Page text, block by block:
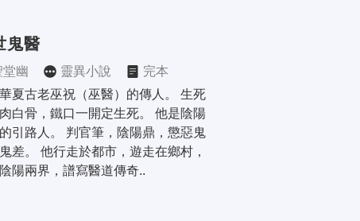
鬼醫
堂幽 靈異小說
完本
夏古老巫祝（巫醫）的傳人。 生死
白骨，鐵口一開定生死。 他是陰陽
引路人。 判官筆，陰陽鼎，懲惡鬼
差。 他行走於都市，遊走在鄉村，
陽兩界，譜寫醫道傳奇..